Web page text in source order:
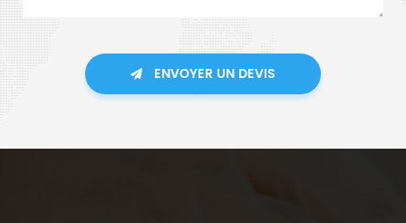
ENVOYER UN DEVIS